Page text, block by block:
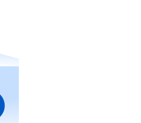
cadeaux de vos marques
de cartes-cadeaux